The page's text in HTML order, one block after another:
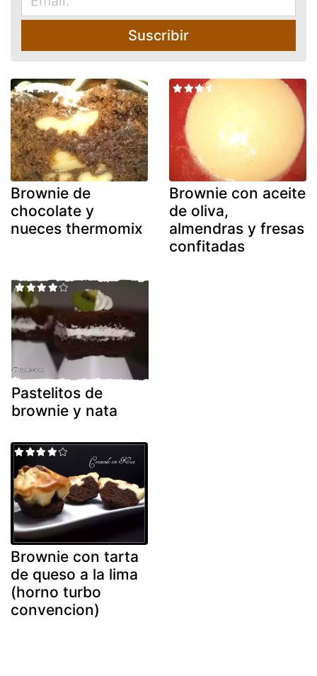
Suscribir
Brownie de
chocolate y
nueces thermomix
Brownie con aceite
de oliva,
almendras y fresas
confitadas
Pastelitos de
brownie y nata
Brownie con tarta
de queso a la lima
(horno turbo
convencion)